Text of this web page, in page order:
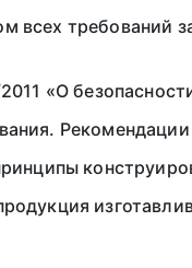
всех требований
«О
Рекомендации